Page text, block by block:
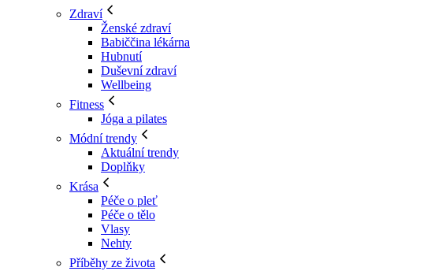
Zdraví
Ženské zdraví
Babiččina lékárna
Hubnutí
Duševní zdraví
Wellbeing
Fitness
Jóga a pilates
Módní trendy
Aktuální trendy
Doplňky
Krása
Péče o pleť
Péče o tělo
Vlasy
Nehty
Příběhy ze života